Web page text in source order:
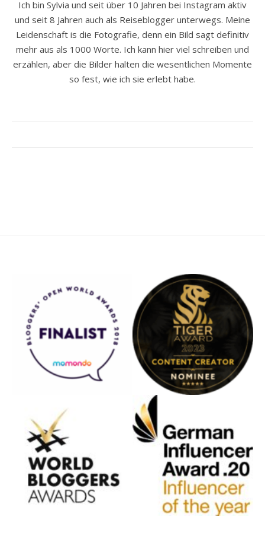
Ich bin Sylvia und seit über 10 Jahren bei Instagram aktiv
und seit 8 Jahren auch als Reiseblogger unterwegs. Meine
Leidenschaft is die Fotografie, denn ein Bild sagt definitiv
mehr aus als 1000 Worte. Ich kann hier viel schreiben und
erzählen, aber die Bilder halten die wesentlichen Momente
so fest, wie ich sie erlebt habe.